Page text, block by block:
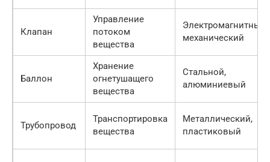
Клапан
Управление
потоком
вещества
Электромагнитный,
механический
Баллон
Хранение
огнетушащего
вещества
Стальной,
алюминиевый
Трубопровод
Транспортировка
вещества
Металлический,
пластиковый